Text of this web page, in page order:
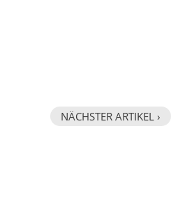
NÄCHSTER ARTIKEL ›